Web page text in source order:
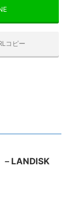
コピー
－LANDISK